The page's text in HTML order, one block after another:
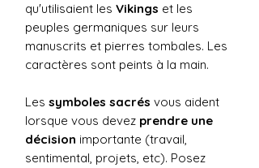
qu'utilisaient les Vikings et les
peuples germaniques sur leurs
manuscrits et pierres tombales. Les
caractères sont peints à la main.
Les symboles sacrés vous aident
lorsque vous devez prendre une
décision importante (travail,
sentimental, projets, etc). Posez